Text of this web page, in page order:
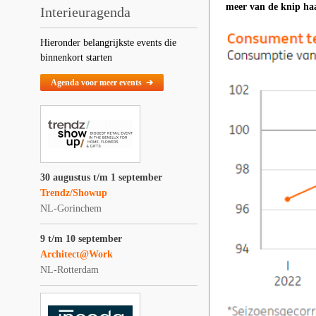
Interieuragenda
Hieronder belangrijkste events die
binnenkort starten
Agenda voor meer events ➔
30 augustus t/m 1 september
Trendz/Showup
NL-Gorinchem
9 t/m 10 september
Architect@Work
NL-Rotterdam
meer van de knip